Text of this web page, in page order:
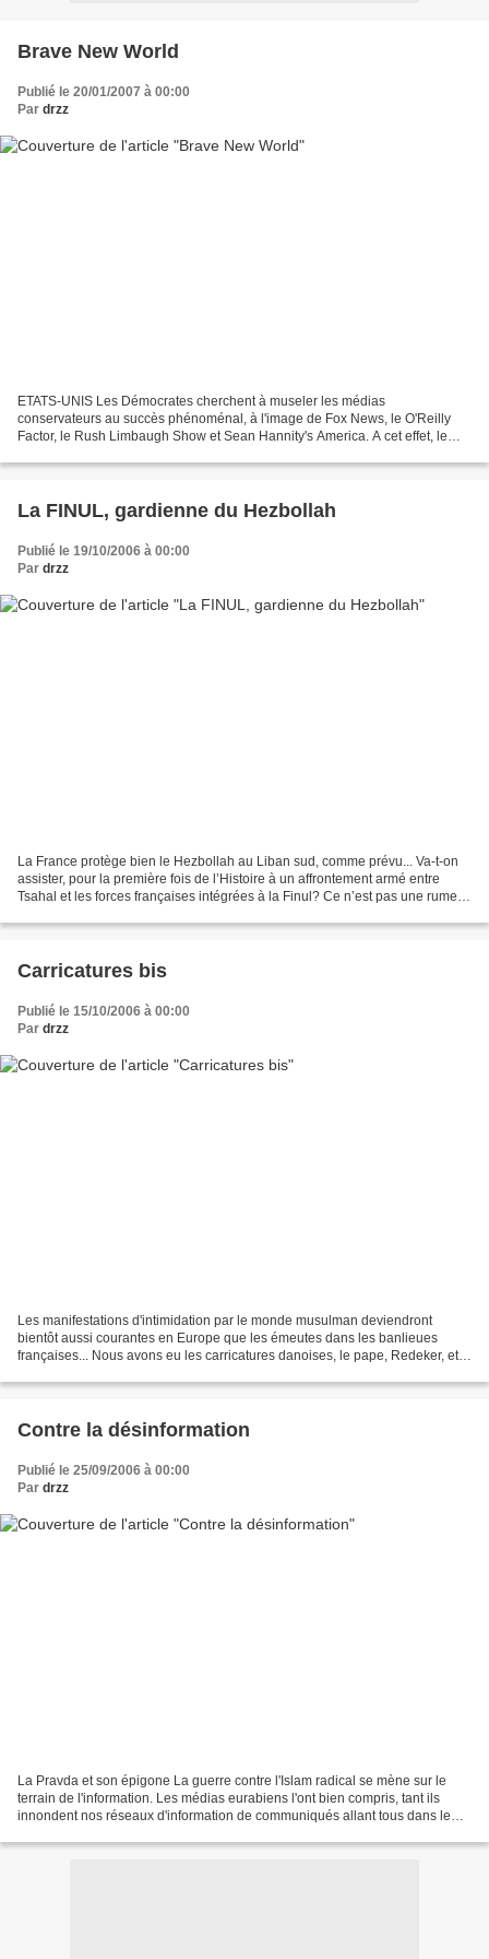
Brave New World
Publié le 20/01/2007 à 00:00
Par drzz
ETATS-UNIS Les Démocrates cherchent à museler les médias
conservateurs au succès phénoménal, à l'image de Fox News, le O'Reilly
Factor, le Rush Limbaugh Show et Sean Hannity's America. A cet effet, le
La FINUL, gardienne du Hezbollah
Publié le 19/10/2006 à 00:00
Par drzz
La France protège bien le Hezbollah au Liban sud, comme prévu... Va-t-on
assister, pour la première fois de l’Histoire à un affrontement armé entre
Tsahal et les forces françaises intégrées à la Finul? Ce n’est pas une rumeur
Carricatures bis
Publié le 15/10/2006 à 00:00
Par drzz
Les manifestations d'intimidation par le monde musulman deviendront
bientôt aussi courantes en Europe que les émeutes dans les banlieues
françaises... Nous avons eu les carricatures danoises, le pape, Redeker, et
Contre la désinformation
Publié le 25/09/2006 à 00:00
Par drzz
La Pravda et son épigone La guerre contre l'Islam radical se mène sur le
terrain de l'information. Les médias eurabiens l'ont bien compris, tant ils
innondent nos réseaux d'information de communiqués allant tous dans le